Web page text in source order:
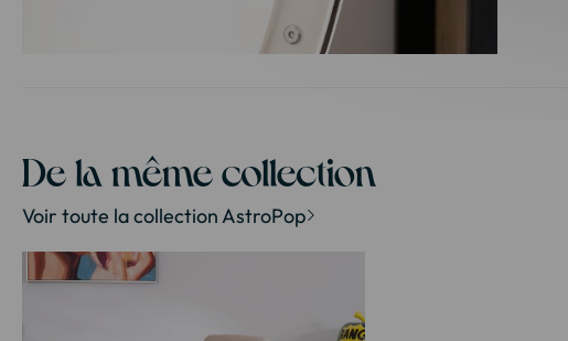
la
Galerie
d’images
De la même collection
Voir toute la collection AstroPop